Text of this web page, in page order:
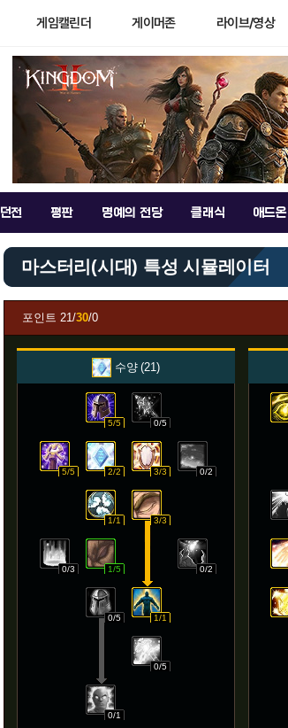
게임캘린더 게이머존 라이브/영상
던전 평판 명예의 전당 클래식 애드온
마스터리(시대) 특성 시뮬레이터
포인트 21/30/0
수양 21
5/5 0/5
5/5 2/2 3/3 0/2
1/1 3/3
0/3 1/5 0/2
0/5 1/1
0/5
0/1